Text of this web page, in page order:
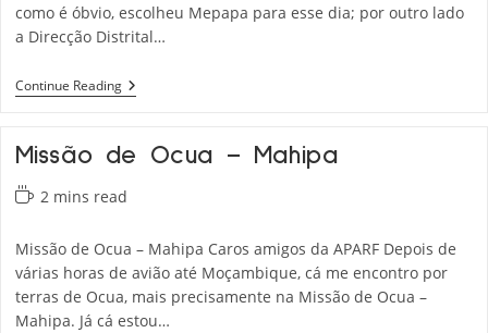
como é óbvio, escolheu Mepapa para esse dia; por outro lado
a Direcção Distrital…
Continue ReadingDia
Mundial
De
Missão de Ocua – Mahipa
Reading
2 mins read
Missão de Ocua – Mahipa Caros amigos da APARF Depois de
várias horas de avião até Moçambique, cá me encontro por
terras de Ocua, mais precisamente na Missão de Ocua –
Mahipa. Já cá estou…